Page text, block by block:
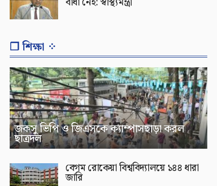
❐ শিক্ষা ⁘
জকসু ভিপি ও জিএসকে ক্যাম্পাসছাড়া করল
ছাত্রদল
বেগম রোকেয়া বিশ্ববিদ্যালয়ে ১৪৪ ধারা
জারি